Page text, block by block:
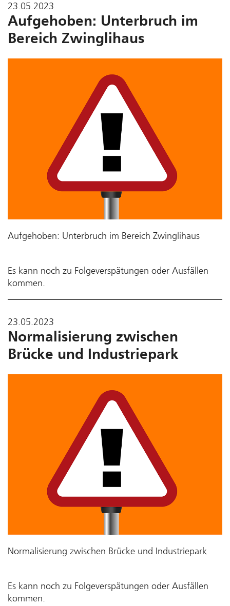
23.05.2023
Aufgehoben: Unterbruch im
Bereich Zwinglihaus
Aufgehoben: Unterbruch im Bereich Zwinglihaus
Es kann noch zu Folgeverspätungen oder Ausfällen
kommen.
23.05.2023
Normalisierung zwischen
Brücke und Industriepark
Normalisierung zwischen Brücke und Industriepark
Es kann noch zu Folgeverspätungen oder Ausfällen
kommen.